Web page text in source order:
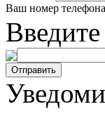
Ваш номер